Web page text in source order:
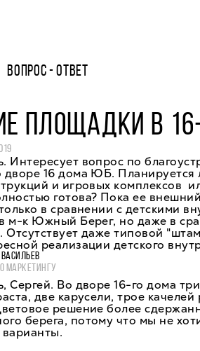
ВОПРОС - ОТВЕТ
ПЛОЩАДКИ В
Интересует вопрос по
16 дома ЮБ. Планируется
и игровых комплексов
готова? Пока ее
в сравнении с детскими
м-к Южный Берег, но даже в
Отсутствует даже типовой
реализации детского
МАРКЕТИНГУ
Сергей. Во дворе 16-го дома
две карусели, трое
решение более
берега, потому что мы не